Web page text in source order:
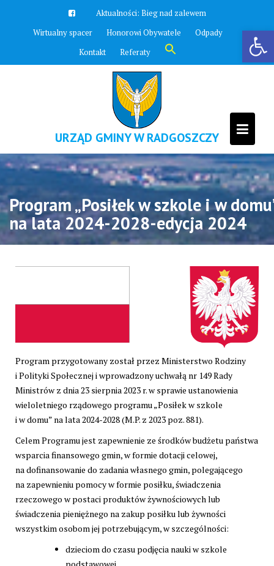
Otwórz pasek narzędzi
Aktualności: Bieg nad zalewem
Wirtualny spacer
Honorowi Obywatele
Odpady
Kontakt
Referaty Search
for:
Search Button
URZĄD GMINY W RADGOSZCZY
Program „Posiłek w szkole i w
na lata 2024-2028-edycja 2024
Program przygotowany został przez Ministerstwo Rodziny
i Polityki Społecznej i wprowadzony uchwałą nr 149 Rady
Ministrów z dnia 23 sierpnia 2023 r. w sprawie ustanowienia
wieloletniego rządowego programu „Posiłek w szkole
i w domu” na lata 2024-2028 (M.P. z 2023 poz. 881).
Celem Programu jest zapewnienie ze środków budżetu państwa
wsparcia finansowego gmin, w formie dotacji celowej,
na dofinansowanie do zadania własnego gmin, polegającego
na zapewnieniu pomocy w formie posiłku, świadczenia
rzeczowego w postaci produktów żywnościowych lub
świadczenia pieniężnego na zakup posiłku lub żywności
wszystkim osobom jej potrzebującym, w szczególności:
dzieciom do czasu podjęcia nauki w szkole
podstawowej,